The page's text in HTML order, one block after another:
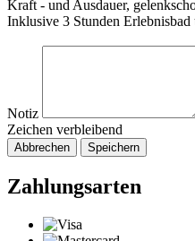
Kraft - und Ausdauer,
Inklusive 3 Stunden
Notiz
Zeichen verbleibend
Abbrechen Speichern
Zahlungsarten